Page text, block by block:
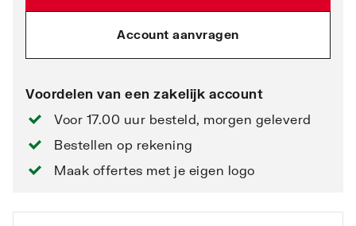
Account aanvragen
Voordelen van een zakelijk account
Voor 17.00 uur besteld, morgen geleverd
Bestellen op rekening
Maak offertes met je eigen logo